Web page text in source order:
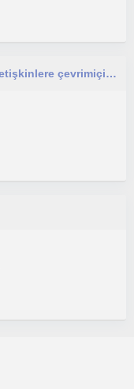
IELTS 8.0 seviyesinde, çocuklara ve yetişkinlere çevrimiçi özel İngilizce dersleri sunan, öğrenci odaklı ve sabırlı öğretmen.